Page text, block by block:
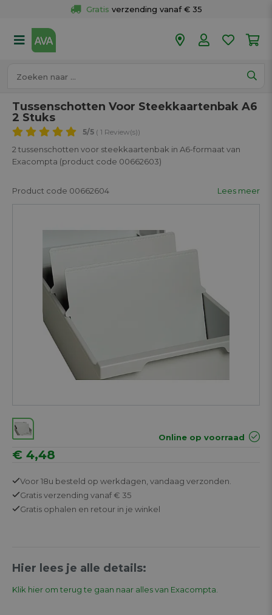
Gratis verzending vanaf € 35
50 winkels
Tussenschotten Voor Steekkaartenbak A6
2 Stuks
5/5 ( 1 Review(s))
2 tussenschotten voor steekkaartenbak in A6-formaat van
Exacompta (product code 00662603)
Product code 00662604 Lees meer
Online op voorraad
€ 4,48
Voor 18u besteld op werkdagen, vandaag verzonden.
Gratisverzending vanaf € 35
Gratis ophalen en retour in je winkel
Hier lees je alle details:
Klik hier om terug te gaan naar alles van Exacompta.